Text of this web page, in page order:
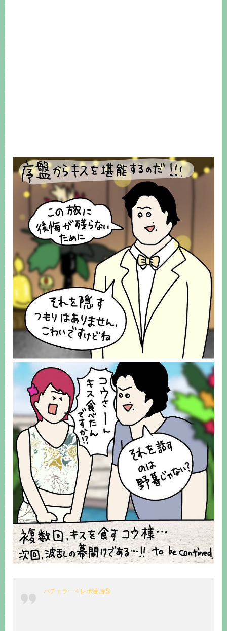
バチェラー４レポ漫画⑤